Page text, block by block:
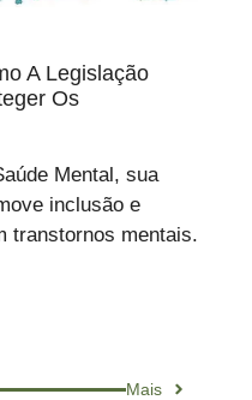
A Legislação
Os
Mental, sua
inclusão e
transtornos mentais.
Mais